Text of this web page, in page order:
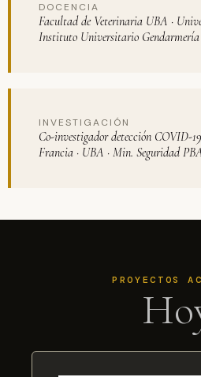
DOCENCIA
Facultad de Veterinaria UBA ·
Instituto Universitario
INVESTIGACIÓN
Co-investigador detección COVID-
Francia · UBA · Min. Seguridad
PROYECTOS